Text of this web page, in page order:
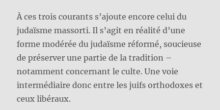
À ces trois courants s’ajoute encore celui du
judaïsme massorti. Il s’agit en réalité d’une
forme modérée du judaïsme réformé, soucieuse
de préserver une partie de la tradition –
notamment concernant le culte. Une voie
intermédiaire donc entre les juifs orthodoxes et
ceux libéraux.